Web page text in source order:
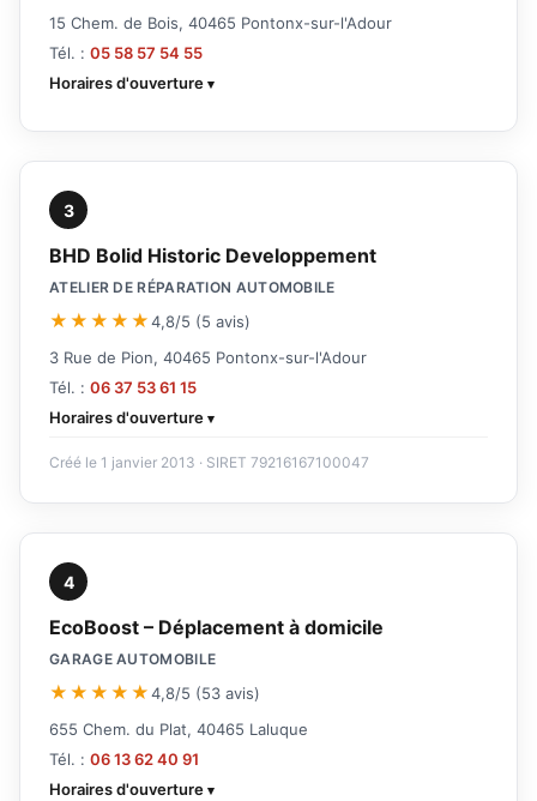
15 Chem. de Bois, 40465 Pontonx-sur-l'Adour
Tél. : 05 58 57 54 55
Horaires d'ouverture
3
BHD Bolid Historic Developpement
ATELIER DE RÉPARATION AUTOMOBILE
★★★★★4,8/5 (5 avis)
3 Rue de Pion, 40465 Pontonx-sur-l'Adour
Tél. : 06 37 53 61 15
Horaires d'ouverture
Créé le 1 janvier 2013 · SIRET 79216167100047
4
EcoBoost – Déplacement à domicile
GARAGE AUTOMOBILE
★★★★★4,8/5 (53 avis)
655 Chem. du Plat, 40465 Laluque
Tél. : 06 13 62 40 91
Horaires d'ouverture